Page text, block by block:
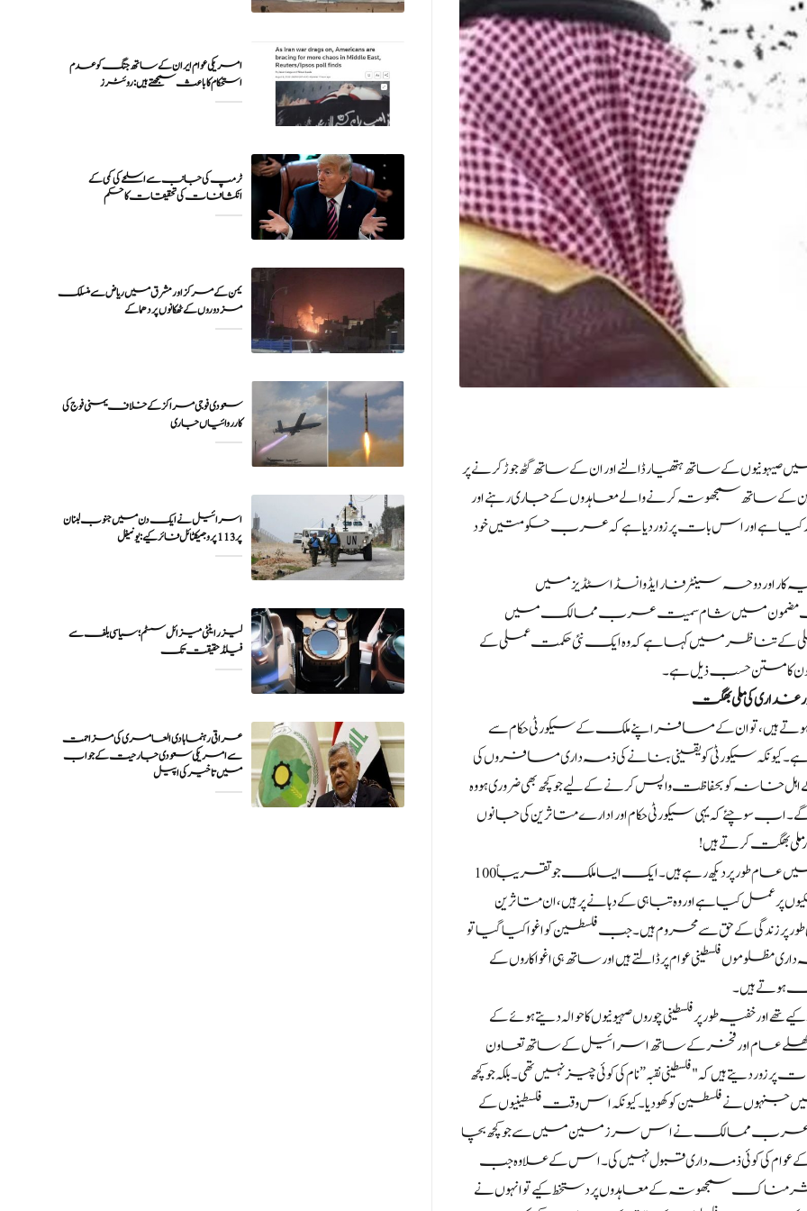
کے ساتھ ہتھیار ڈالنے اور ان کے ساتھ گٹھ جوڑ کرنے پر
ساتھ سمجھوتہ کرنے والے معاہدوں کے جاری رہنے اور
ہے اور اس بات پر زور دیا ہے کہ عرب حکومتیں خود
اور دوحہ سینٹر فار ایڈوانسڈ اسٹڈیز میں
ایک مضمون میں شام سمیت عرب ممالک میں
میں کہا ہے کہ وہ ایک نئی حکمت عملی کے
کا متن حسب ذیل ہے۔
کی ملی بھگت
ہیں، تو ان کے مسافر اپنے ملک کے سیکورٹی حکام سے
سیکورٹی کو یقینی بنانے کی ذمہ داری مسافروں کی
کے اہل خانہ کو بحفاظت واپس کرنے کے لیے جو کچھ بھی ضروری ہو وہ
اب سوچئے کہ یہی سیکورٹی حکام اور ادارے متاثرین کی جانوں
ملی بھگت کرتے ہیں!
یہ صورت حال ہم نے بیان کی ہے جو آج ہم غزہ اور فلسطین میں عام طور پر دیکھ رہے ہیں۔ ایک ایسا ملک جو تقریباً 100
پر عمل کیا ہے اور وہ تباہی کے دہانے پر ہیں، ان متاثرین
پر زندگی کے حق سے محروم ہیں۔ جب فلسطین کو اغوا کیا گیا تو
فلسطینی عوام پر ڈالتے ہیں اور ساتھ ہی اغوا کاروں کے
ہوتے ہیں۔
طور پر فلسطینی چوروں صہیونیوں کا حوالہ دیتے ہوئے کے
کھلے عام اور فخر کے ساتھ اسرائیل کے ساتھ تعاون
ہیں کہ "فلسطینی نقبہ” نام کی کوئی چیز نہیں تھی۔ بلکہ جو کچھ
نے فلسطین کو کھو دیا۔ کیونکہ اس وقت فلسطینیوں کے
کے عرب ممالک نے اس سرزمین میں سے جو کچھ بچا
کے عوام کی کوئی ذمہ داری قبول نہیں کی۔ اس کے علاوہ جب
کے معاہدوں پر دستخط کیے تو انہوں نے
امریکی عوام ایران کے ساتھ جنگ کو عدم
ٹرمپ کی جانب سے اسلحے کی کمی کے
انکشافات کی تحقیقات کا حکم
یمن کے مرکز اور مشرق میں ریاض سے منسلک
مزدوروں کے ٹھکانوں پر دھماکے
سعودی فوجی مراکز کے خلاف یمنی فوج کی
اسرائیل نے ایک دن میں جنوب لبنان
پر 113 پروجیکٹائل فائر کیے: یونیفل
لیزر اینٹی میزائل سسٹم؛ سیاسی بلف سے
فیلڈ حقیقت تک
عراقی رہنما ہادی العامری کی مزاحمت
سے امریکی سعودی جارحیت کے جواب
میں تاخیر کی اپیل